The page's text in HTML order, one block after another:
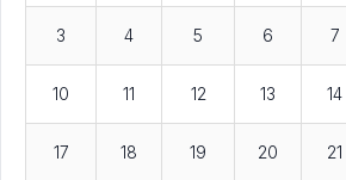
3 4 5 6 7
10 11 12 13 14
17 18 19 20 21